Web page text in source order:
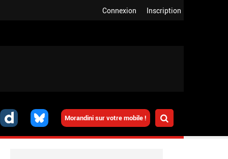
Inscription
Connexion
Morandini sur votre mobile !